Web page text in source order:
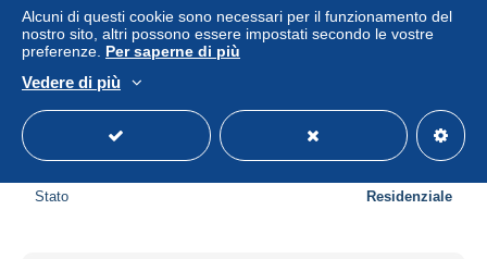
Österreich Vienna Wien Wagenburg Schönbrunn Roter
Leichenwagen Unposted #SBD627
± 12,31 USD
Stato Residenziale
Alcuni di questi cookie sono necessari per il funzionamento del
nostro sito, altri possono essere impostati secondo le vostre
preferenze. Per saperne di più
Vedere di più